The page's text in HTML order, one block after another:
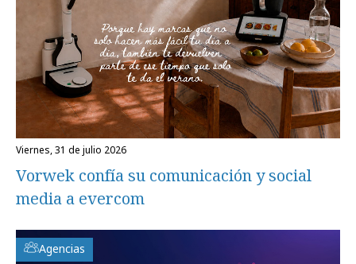
viernes, 31 de julio 2026
Vorwek confía su comunicación y social
media a evercom
Agencias